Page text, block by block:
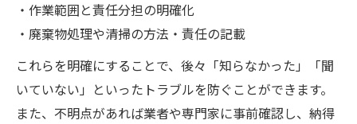
・作業範囲と責任分担の明確化
・廃棄物処理や清掃の方法・責任の記載
これらを明確にすることで、後々「知らなかった」「聞
いていない」といったトラブルを防ぐことができます。
また、不明点があれば業者や専門家に事前確認し、納得